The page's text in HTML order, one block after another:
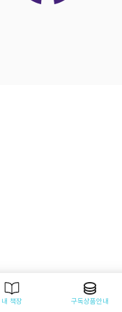
내 책장 구독상품안내